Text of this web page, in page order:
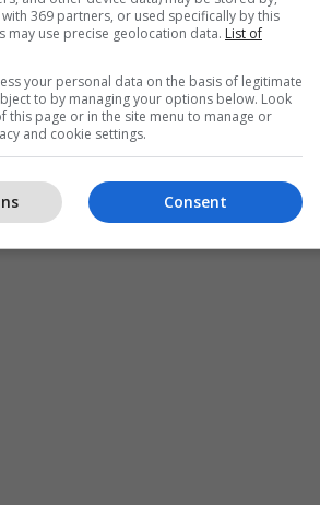
369 partners, or used specifically by this
may use precise geolocation data. List of
your personal data on the basis of legitimate
to by managing your options below. Look
this page or in the site menu to manage or
and cookie settings.
Consent